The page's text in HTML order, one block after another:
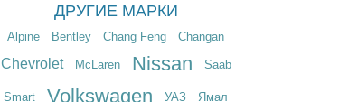
ДРУГИЕ МАРКИ
Alpine Bentley Chang Feng Changan
Chevrolet McLaren Nissan Saab
Smart Volkswagen УАЗ Ямал